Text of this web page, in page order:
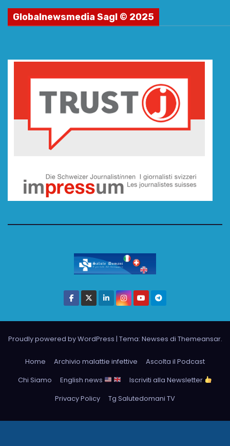
Globalnewsmedia Sagl © 2025
Proudly powered by WordPress | Tema: Newses di Themeansar.
Home Archivio malattie infettive
Ascolta il Podcast
Chi Siamo
English news
Iscriviti alla Newsletter
Privacy Policy
Tg Salutedomani TV